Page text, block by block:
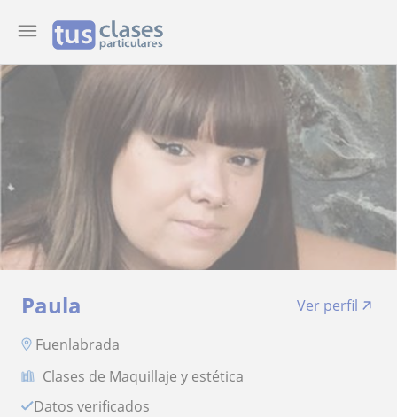
Paula
Ver perfil
Fuenlabrada
Clases de Maquillaje y estética
Datos verificados